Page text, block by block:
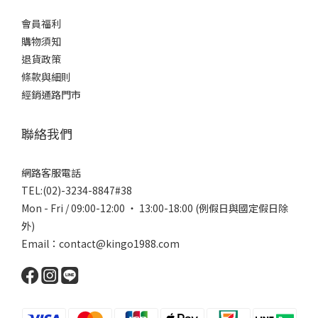
會員福利
購物須知
退貨政策
條款與細則
經銷通路門市
聯絡我們
網路客服電話
TEL:(02)-3234-8847#38
Mon - Fri / 09:00-12:00 ‧ 13:00-18:00 (例假日與國定假日除
外)
Email：contact@kingo1988.com